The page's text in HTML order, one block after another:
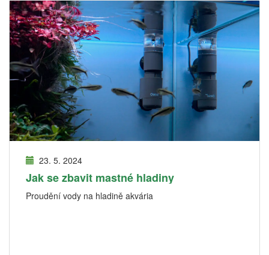
23. 5. 2024
Jak se zbavit mastné hladiny
Proudění vody na hladině akvária